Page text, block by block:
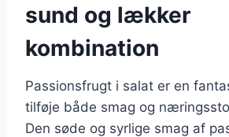
sund og lækker
kombination
Passionsfrugt i salat er en
tilføje både smag og
Den søde og syrlige smag af